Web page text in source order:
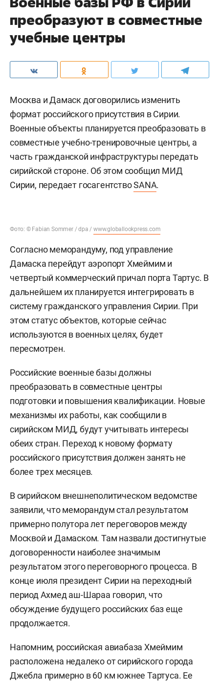
преобразуют в совместные
учебные центры
Москва и Дамаск договорились изменить
формат российского присутствия в Сирии.
Военные объекты планируется преобразовать в
совместные учебно-тренировочные центры, а
часть гражданской инфраструктуры передать
сирийской стороне. Об этом сообщил МИД
Сирии, передает госагентствоSANA.
Фото: © Fabian Sommer / dpa /www.globallookpress.com
Согласно меморандуму, под управление
Дамаска перейдут аэропорт Хмеймим и
четвертый коммерческий причал порта Тартус. В
дальнейшем их планируется интегрировать в
систему гражданского управления Сирии. При
этом статус объектов, которые сейчас
используются в военных целях, будет
пересмотрен.
Российские военные базы должны
преобразовать в совместные центры
подготовки и повышения квалификации. Новые
механизмы их работы, как сообщили в
сирийском МИД, будут учитывать интересы
обеих стран. Переход к новому формату
российского присутствия должен занять не
более трех месяцев.
В сирийском внешнеполитическом ведомстве
заявили, что меморандум стал результатом
примерно полутора лет переговоров между
Москвой и Дамаском. Там назвали достигнутые
договоренности наиболее значимым
результатом этого переговорного процесса. В
конце июля президент Сирии на переходный
период Ахмед аш-Шараа говорил, что
обсуждение будущего российских баз еще
продолжается.
Напомним, российская авиабаза Хмеймим
расположена недалеко от сирийского города
Джебла примерно в 60 км южнее Тартуса. Ее